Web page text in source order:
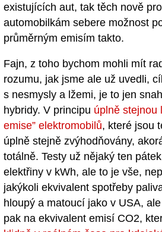
existujících aut, tak těch nově
automobilkám sebere možnost
průměrným emisím takto.
Fajn, z toho bychom mohli mít
rozumu, jak jsme ale už uvedli,
s nesmysly a lžemi, je to jen
hybridy. V principu úplně stejnou
emise” elektromobilů, které jsou
úplně stejně zvýhodňovány,
totálně. Testy už nějaký ten
elektřiny v kWh, ale to je vše,
jakýkoli ekvivalent spotřeby
hloupý a matoucí jako v USA,
pak na ekvivalent emisí CO2,